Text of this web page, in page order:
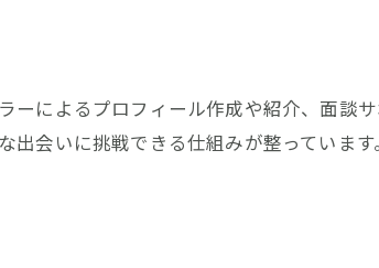
によるプロフィール作成や紹介、面談
会いに挑戦できる仕組みが整っていま